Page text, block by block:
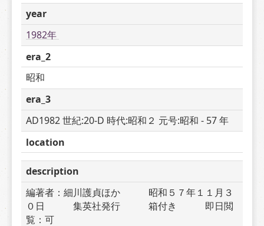
year
1982年
era_2
昭和
era_3
AD1982 世紀:20-D 時代:昭和２ 元号:昭和 - 57 年
location
description
編著者：細川護貞ほか　　　昭和５７年１１月３
０日　　　集英社発行　　　箱付き　　　即日閲
覧：可